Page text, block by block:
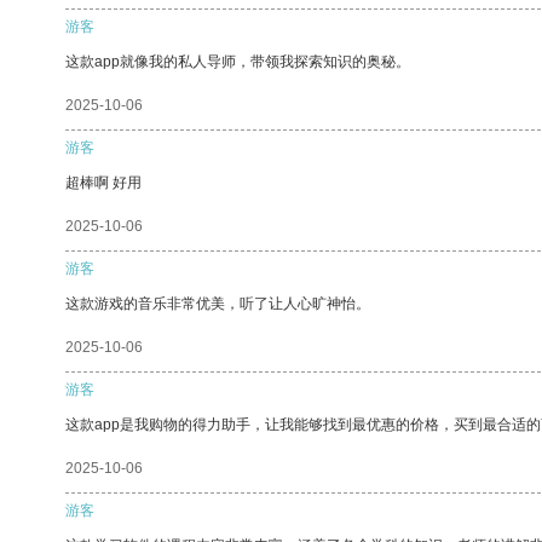
游客
这款app就像我的私人导师，带领我探索知识的奥秘。
2025-10-06
游客
超棒啊 好用
2025-10-06
游客
这款游戏的音乐非常优美，听了让人心旷神怡。
2025-10-06
游客
这款app是我购物的得力助手，让我能够找到最优惠的价格，买到最合适
2025-10-06
游客